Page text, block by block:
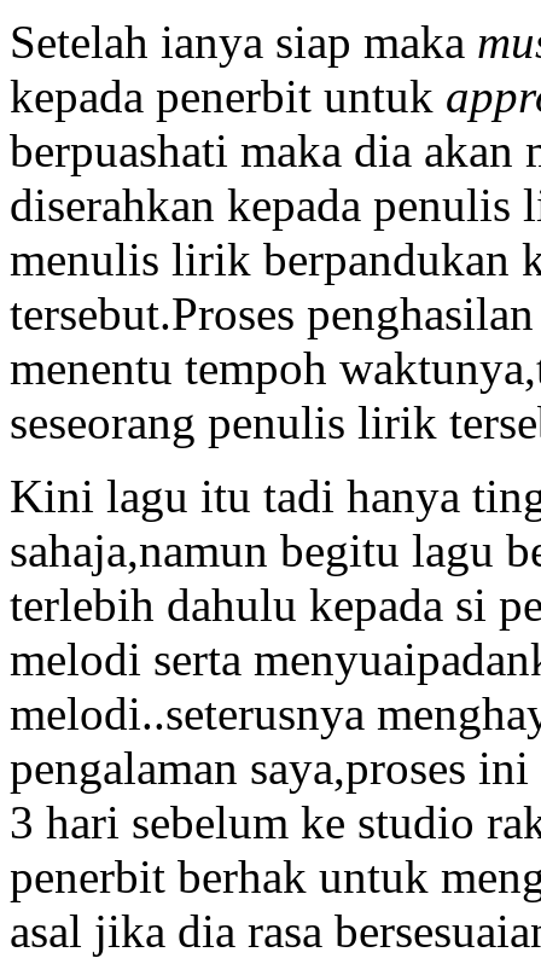
Setelah ianya siap maka
kepada penerbit untuk
berpuashati maka dia
diserahkan kepada
menulis lirik berpandukan
tersebut.Proses
menentu tempoh
seseorang penulis lirik
Kini lagu itu tadi hanya
sahaja,namun begitu lagu
terlebih dahulu kepada si
melodi serta
melodi..seterusnya
pengalaman saya,proses
3 hari sebelum ke studio
penerbit berhak untuk
asal jika dia rasa